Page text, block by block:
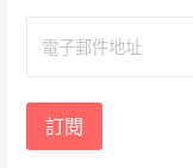
地
訂閱